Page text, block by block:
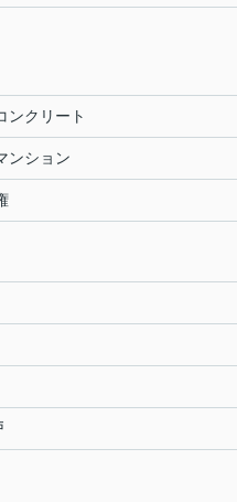
ンクリート
ンション